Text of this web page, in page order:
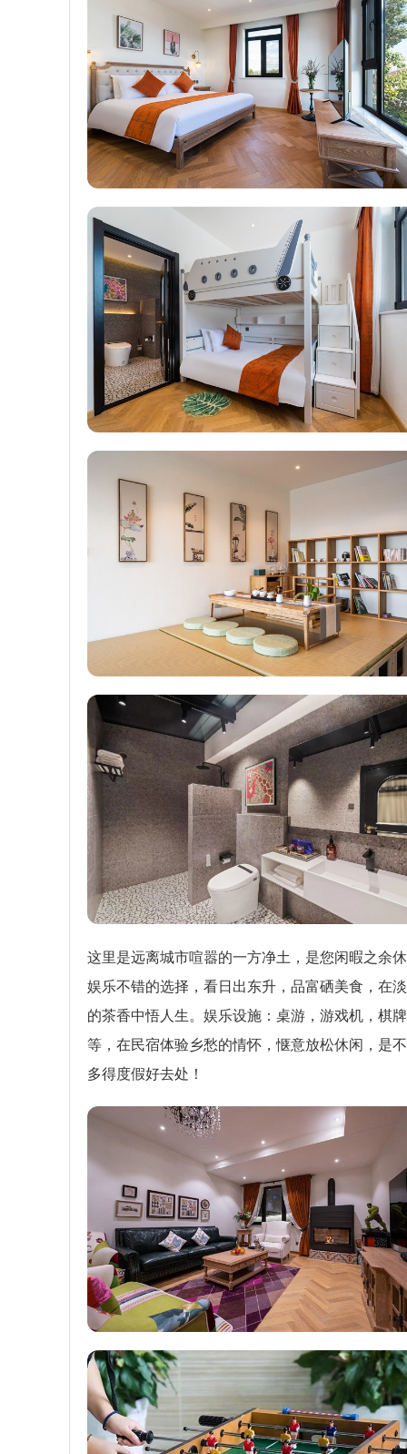
这里是远离城市喧嚣的一方净土，是您闲暇之余
娱乐不错的选择，看日出东升，品富硒美食，在
的茶香中悟人生。娱乐设施：桌游，游戏机，棋牌
等，在民宿体验乡愁的情怀，惬意放松休闲，是
多得度假好去处！